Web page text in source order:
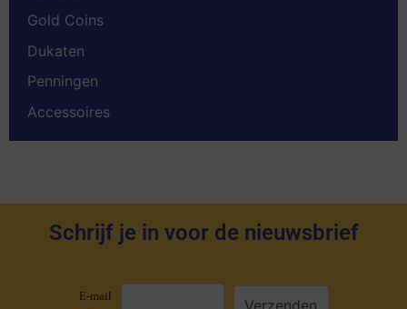
Gold Coins
Dukaten
Penningen
Accessoires
Schrijf je in voor de nieuwsbrief
E-mail